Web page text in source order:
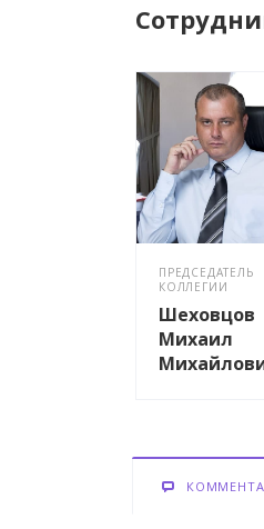
ПРЕДСЕДАТЕЛЬ
КОЛЛЕГИИ
Шеховцов
Михаил